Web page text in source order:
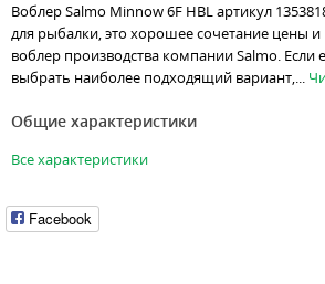
Воблер Salmo Minnow 6F HBL артикул
для рыбалки, это хорошее сочетание цены
воблер производства компании Salmo. Если
выбрать наиболее подходящий вариант,...
Общие характеристики
Все характеристики
Facebook